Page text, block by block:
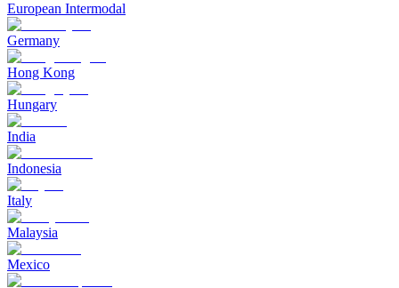
European Intermodal
Germany
Hong Kong
Hungary
India
Indonesia
Italy
Malaysia
Mexico